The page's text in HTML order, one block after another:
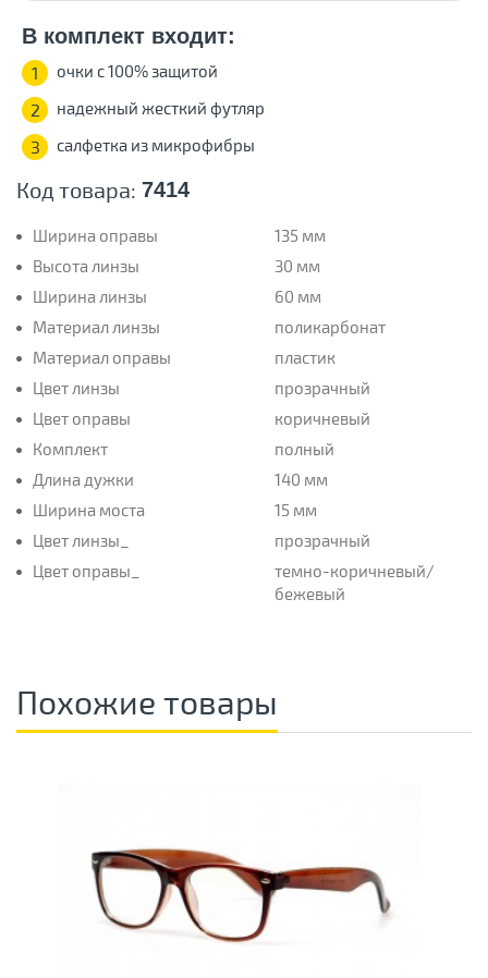
Код товара: 7414
Ширина оправы
135 мм
Высота линзы
30 мм
Ширина линзы
60 мм
Материал линзы
поликарбонат
Материал оправы
пластик
Цвет линзы
прозрачный
Цвет оправы
коричневый
Комплект
полный
Длина дужки
140 мм
Ширина моста
15 мм
Цвет линзы_
прозрачный
Цвет оправы_
темно-коричневый/
бежевый
В комплект входит:
1 очки с 100% защитой
2 надежный жесткий футляр
3 салфетка из микрофибры
Похожие товары